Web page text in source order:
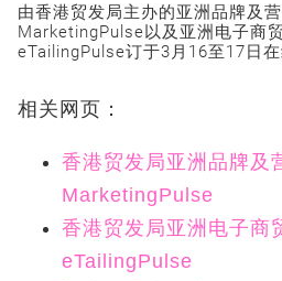
由香港贸发局主办的亚洲品牌及
MarketingPulse以及亚洲电子商
eTailingPulse订于3月16至17日在
相关网页：
香港贸发局亚洲品牌及
MarketingPulse
香港贸发局亚洲电子商
eTailingPulse